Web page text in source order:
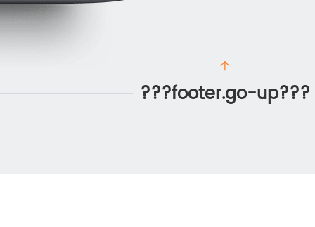
???footer.go-up???